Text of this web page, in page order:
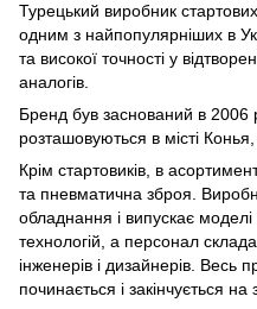
Турецький виробник
одним з найпопулярніших в
та високої точності у
аналогів.
Бренд був заснований в 2006
розташовуються в місті
Крім стартовиків, в
та пневматична зброя.
обладнання і випускає
технологій, а персонал
інженерів і дизайнерів. Весь
починається і закінчується на